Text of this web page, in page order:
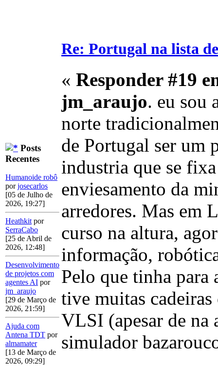
Posts
Recentes
Humanoide robô
porjosecarlos
[05 de Julho de
2026, 19:27]
Heathkit por
SerraCabo
[25 de Abril de
2026, 12:48]
Desenvolvimento
de projetos com
agentes AI por
jm_araujo
[29 de Março de
2026, 21:59]
Ajuda com
Antena TDT por
almamater
[13 de Março de
2026, 09:29]
Re: Portugal na lista
« Responder #19
jm_araujo. eu sou
norte
de Portugal ser um
industria que se
enviesamento da
arredores. Mas em
curso na altura,
informação,
Pelo que tinha para
tive muitas
VLSI (apesar de na
simulador